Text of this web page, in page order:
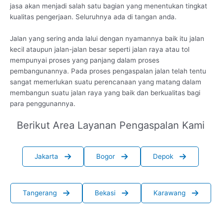
jasa akan menjadi salah satu bagian yang menentukan tingkat
kualitas pengerjaan. Seluruhnya ada di tangan anda.
Jalan yang sering anda lalui dengan nyamannya baik itu jalan
kecil ataupun jalan-jalan besar seperti jalan raya atau tol
mempunyai proses yang panjang dalam proses
pembangunannya. Pada proses pengaspalan jalan telah tentu
sangat memerlukan suatu perencanaan yang matang dalam
membangun suatu jalan raya yang baik dan berkualitas bagi
para penggunannya.
Berikut Area Layanan Pengaspalan Kami
Jakarta Bogor Depok
Tangerang Bekasi Karawang